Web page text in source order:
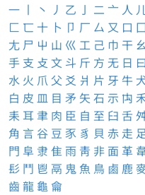
一 丨 丶 丿 乙 亅 二 亠 人
匚 匸 十 卜 卩 厂 厶 又 口
尢 尸 屮 山 巛 工 己 巾 干
手 支 攴 文 斗 斤 方 无 日 曰
水 火 爪 父 爻 爿 片 牙 牛
白 皮 皿 目 矛 矢 石 示 禸
耒 耳 聿 肉 臣 自 至 臼 舌
角 言 谷 豆 豕 豸 貝 赤 走 足
門 阜 隶 隹雨 靑 非 面 革
髟 鬥 鬯 鬲 鬼 魚 鳥 鹵 鹿
齒龍 龜 龠